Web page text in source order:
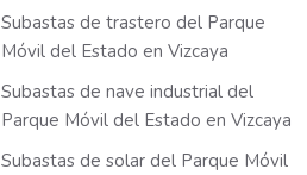
Subastas de trastero del Parque
Móvil del Estado en Vizcaya
Subastas de nave industrial del
Parque Móvil del Estado en Vizcaya
Subastas de solar del Parque Móvil